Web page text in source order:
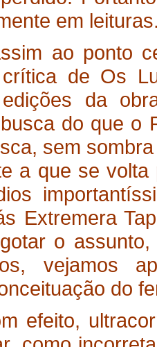
em
ao ponto
de Os
da
do que o
sem
a que se
Extremera
o
vejamos
do
efeito,